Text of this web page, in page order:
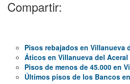
Compartir:
Pisos rebajados en Villanueva
Áticos en Villanueva del Aceral
Pisos de menos de 45.000 en
Últimos pisos de los Bancos